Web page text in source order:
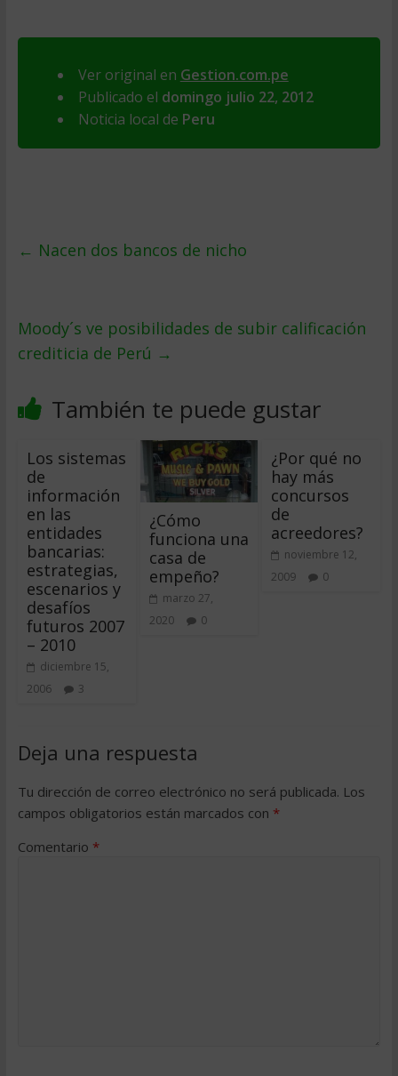
Ver original en Gestion.com.pe
Publicado el domingo julio 22, 2012
Noticia local de Peru
← Nacen dos bancos de nicho
Moody´s ve posibilidades de subir calificación
crediticia de Perú →
También te puede gustar
Los sistemas
de
información
en las
entidades
bancarias:
estrategias,
escenarios y
desafíos
futuros 2007
– 2010
diciembre 15,
2006
3
¿Cómo
funciona una
casa de
empeño?
marzo 27,
2020
0
¿Por qué no
hay más
concursos
de
acreedores?
noviembre 12,
2009
0
Deja una respuesta
Tu dirección de correo electrónico no será publicada. Los
campos obligatorios están marcados con *
Comentario *